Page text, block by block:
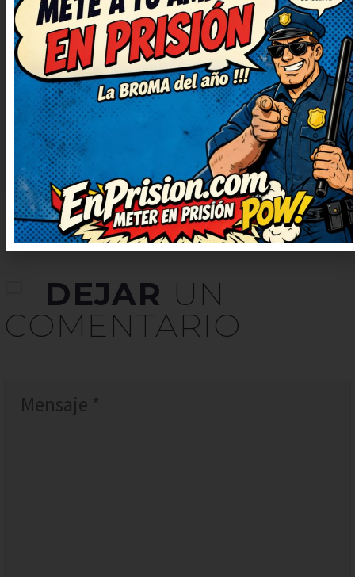
necesitaba ahora. El juego de
palabras está finísimo, me ha
sorprendido. Me quedo con la
ocurrencia final, es genial.
Prometo contarlo en casa, nos
encanta reír juntos.
DEJAR UN
COMENTARIO